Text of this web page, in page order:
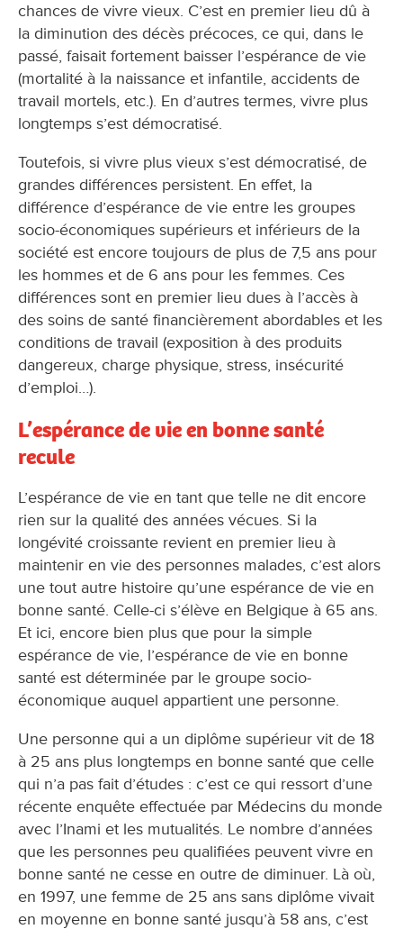
chances de vivre vieux. C’est en premier lieu dû à
la diminution des décès précoces, ce qui, dans le
passé, faisait fortement baisser l’espérance de vie
(mortalité à la naissance et infantile, accidents de
travail mortels, etc.). En d’autres termes, vivre plus
longtemps s’est démocratisé.
Toutefois, si vivre plus vieux s’est démocratisé, de
grandes différences persistent. En effet, la
différence d’espérance de vie entre les groupes
socio-économiques supérieurs et inférieurs de la
société est encore toujours de plus de 7,5 ans pour
les hommes et de 6 ans pour les femmes. Ces
différences sont en premier lieu dues à l’accès à
des soins de santé financièrement abordables et les
conditions de travail (exposition à des produits
dangereux, charge physique, stress, insécurité
d’emploi…).
L’espérance de vie en bonne santé
recule
L’espérance de vie en tant que telle ne dit encore
rien sur la qualité des années vécues. Si la
longévité croissante revient en premier lieu à
maintenir en vie des personnes malades, c’est alors
une tout autre histoire qu’une espérance de vie en
bonne santé. Celle-ci s’élève en Belgique à 65 ans.
Et ici, encore bien plus que pour la simple
espérance de vie, l’espérance de vie en bonne
santé est déterminée par le groupe socio-
économique auquel appartient une personne.
Une personne qui a un diplôme supérieur vit de 18
à 25 ans plus longtemps en bonne santé que celle
qui n’a pas fait d’études : c’est ce qui ressort d’une
récente enquête effectuée par Médecins du monde
avec l’Inami et les mutualités. Le nombre d’années
que les personnes peu qualifiées peuvent vivre en
bonne santé ne cesse en outre de diminuer. Là où,
en 1997, une femme de 25 ans sans diplôme vivait
en moyenne en bonne santé jusqu’à 58 ans, c’est